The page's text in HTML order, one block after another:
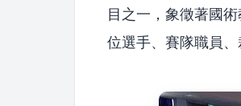
目之一，象徵著國
位選手、賽隊職員、